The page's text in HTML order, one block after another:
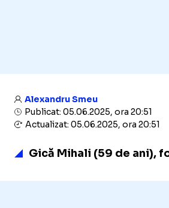
Alexandru Smeu
Publicat: 05.06.2025, ora 20:51
Actualizat: 05.06.2025, ora 20:51
Gică Mihali (59 de ani),